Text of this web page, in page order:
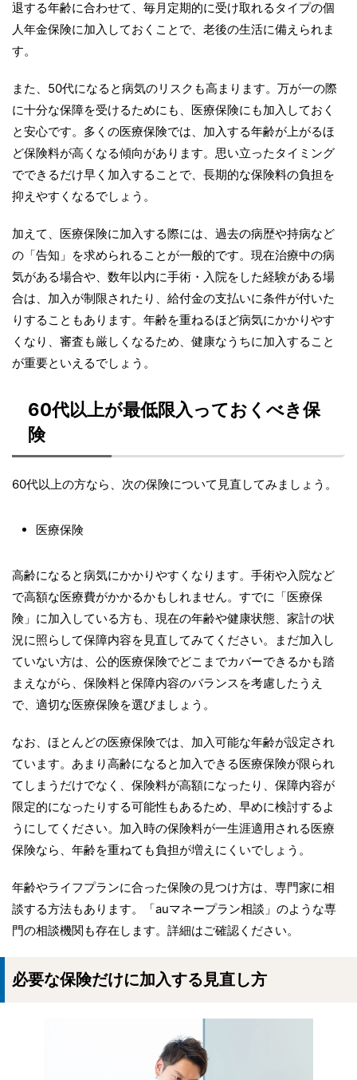
退する年齢に合わせて、毎月定期的に受け取れるタイプの個
人年金保険に加入しておくことで、老後の生活に備えられま
す。
また、50代になると病気のリスクも高まります。万が一の際
に十分な保障を受けるためにも、医療保険にも加入しておく
と安心です。多くの医療保険では、加入する年齢が上がるほ
ど保険料が高くなる傾向があります。思い立ったタイミング
でできるだけ早く加入することで、長期的な保険料の負担を
抑えやすくなるでしょう。
加えて、医療保険に加入する際には、過去の病歴や持病など
の「告知」を求められることが一般的です。現在治療中の病
気がある場合や、数年以内に手術・入院をした経験がある場
合は、加入が制限されたり、給付金の支払いに条件が付いた
りすることもあります。年齢を重ねるほど病気にかかりやす
くなり、審査も厳しくなるため、健康なうちに加入すること
が重要といえるでしょう。
60代以上が最低限入っておくべき保
険
60代以上の方なら、次の保険について見直してみましょう。
医療保険
高齢になると病気にかかりやすくなります。手術や入院など
で高額な医療費がかかるかもしれません。すでに「医療保
険」に加入している方も、現在の年齢や健康状態、家計の状
況に照らして保障内容を見直してみてください。まだ加入し
ていない方は、公的医療保険でどこまでカバーできるかも踏
まえながら、保険料と保障内容のバランスを考慮したうえ
で、適切な医療保険を選びましょう。
なお、ほとんどの医療保険では、加入可能な年齢が設定され
ています。あまり高齢になると加入できる医療保険が限られ
てしまうだけでなく、保険料が高額になったり、保障内容が
限定的になったりする可能性もあるため、早めに検討するよ
うにしてください。加入時の保険料が一生涯適用される医療
保険なら、年齢を重ねても負担が増えにくいでしょう。
年齢やライフプランに合った保険の見つけ方は、専門家に相
談する方法もあります。「auマネープラン相談」のような専
門の相談機関も存在します。詳細はご確認ください。
必要な保険だけに加入する見直し方